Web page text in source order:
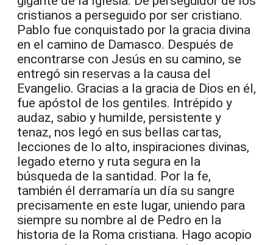
cristianos a perseguido por ser cristiano.
Pablo fue conquistado por la gracia divina
en el camino de Damasco. Después de
encontrarse con Jesús en su camino, se
entregó sin reservas a la causa del
Evangelio. Gracias a la gracia de Dios en él,
fue apóstol de los gentiles. Intrépido y
audaz, sabio y humilde, persistente y
tenaz, nos legó en sus bellas cartas,
lecciones de lo alto, inspiraciones divinas,
legado eterno y ruta segura en la
búsqueda de la santidad. Por la fe,
también él derramaría un día su sangre
precisamente en este lugar, uniendo para
siempre su nombre al de Pedro en la
historia de la Roma cristiana. Hago acopio